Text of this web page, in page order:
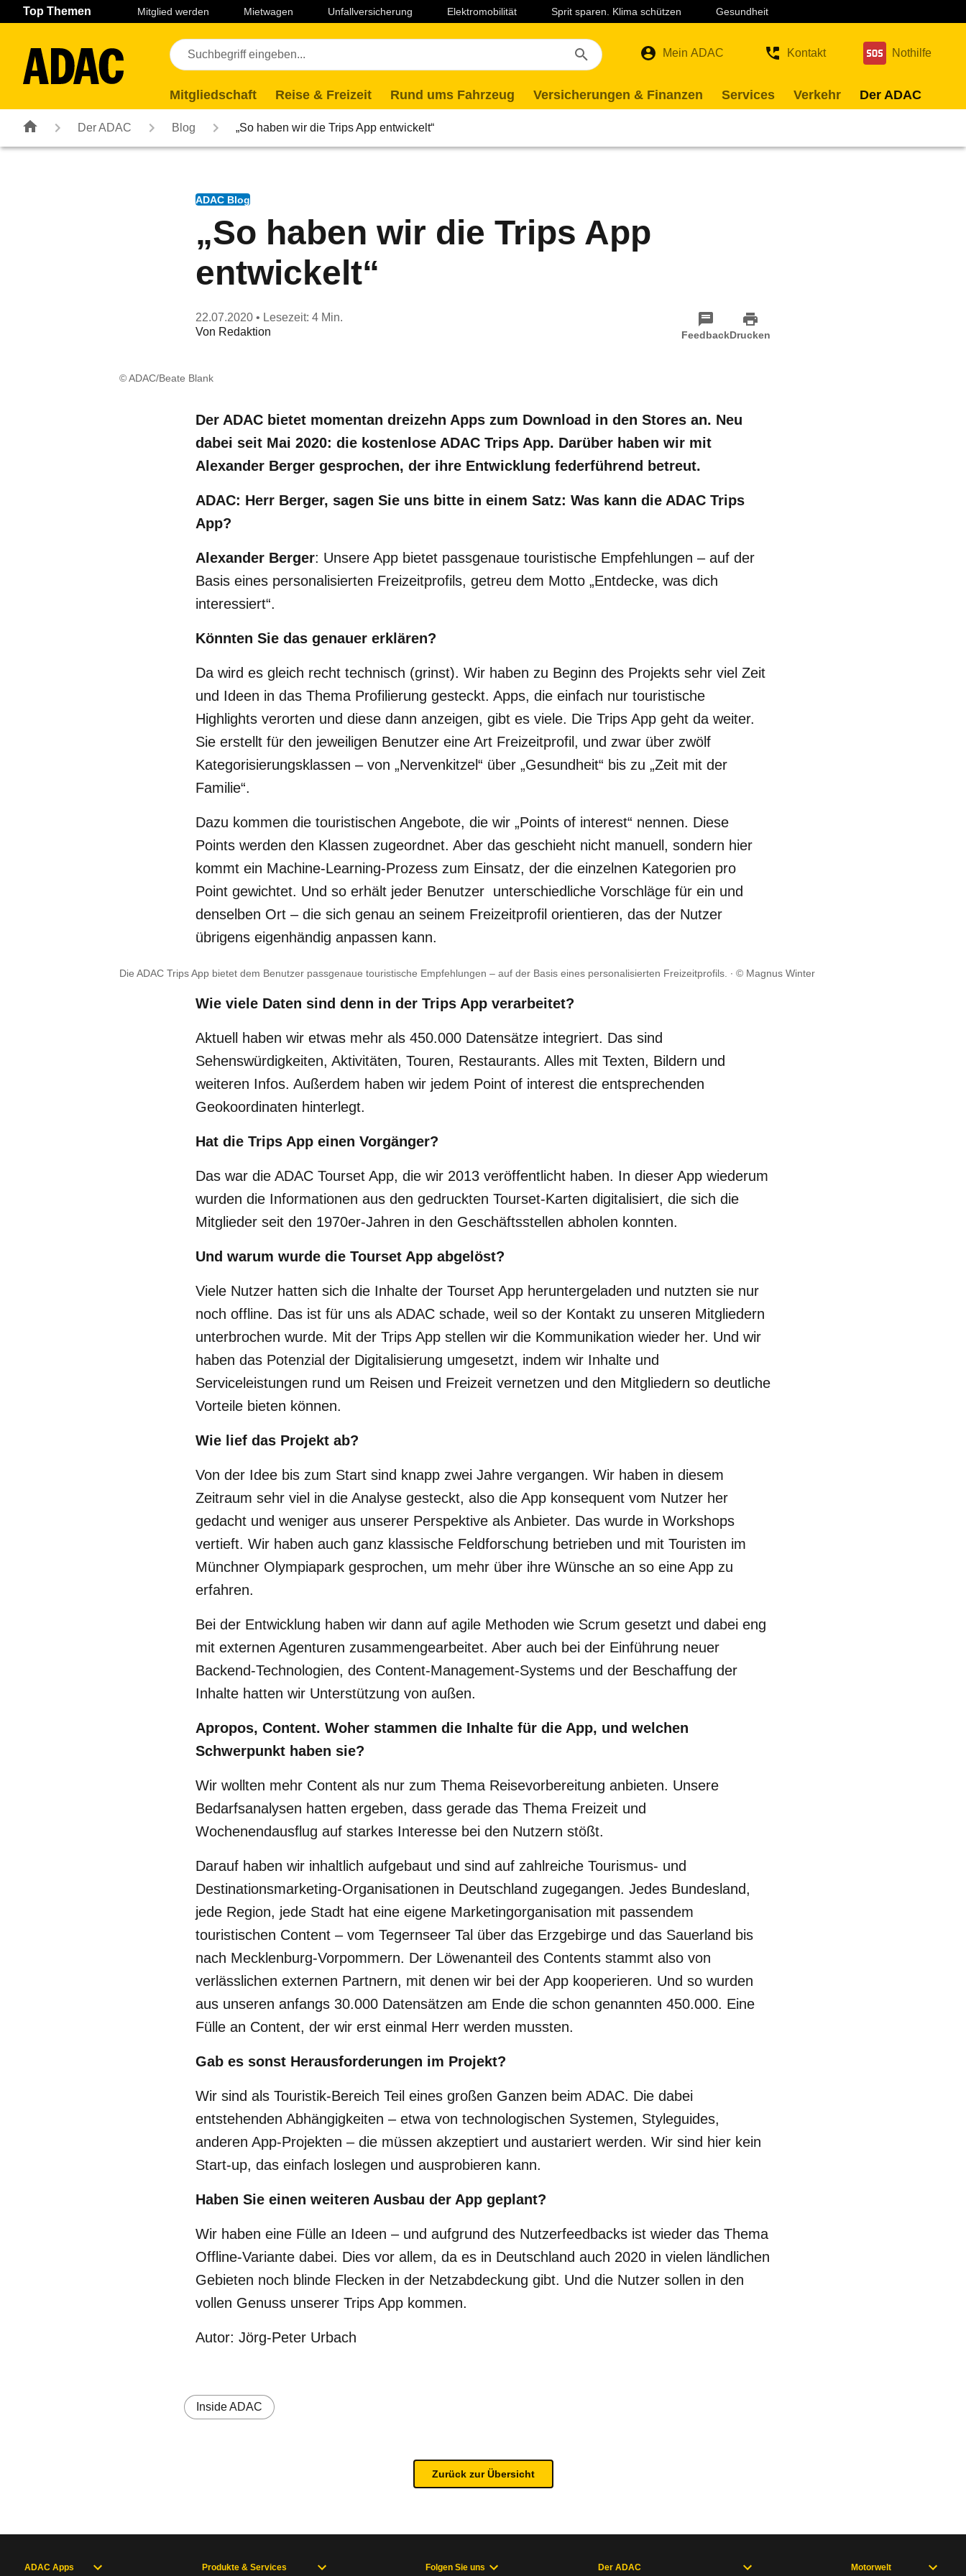
Navigation Seiteninhalt Fußzeile
Top Themen Mitglied werden Mietwagen Unfallversicherung Elektromobilität Sprit sparen. Klima schützen Gesundheit
Mein ADAC Kontakt Nothilfe
Mitgliedschaft Reise & Freizeit Rund ums Fahrzeug Versicherungen & Finanzen Services Verkehr Der ADAC
Der ADAC Blog „So haben wir die Trips App entwickelt“
ADAC Blog
„So haben wir die Trips App
entwickelt“
22.07.2020 • Lesezeit: 4 Min.
Von Redaktion FeedbackDrucken
© ADAC/Beate Blank
Der ADAC bietet momentan dreizehn Apps zum Download in den Stores an. Neu
dabei seit Mai 2020: die kostenlose ADAC Trips App. Darüber haben wir mit
Alexander Berger gesprochen, der ihre Entwicklung federführend betreut.
ADAC: Herr Berger, sagen Sie uns bitte in einem Satz: Was kann die ADAC Trips
App?
Alexander Berger: Unsere App bietet passgenaue touristische Empfehlungen – auf der
Basis eines personalisierten Freizeitprofils, getreu dem Motto „Entdecke, was dich
interessiert“.
Könnten Sie das genauer erklären?
Da wird es gleich recht technisch (grinst). Wir haben zu Beginn des Projekts sehr viel Zeit
und Ideen in das Thema Profilierung gesteckt. Apps, die einfach nur touristische
Highlights verorten und diese dann anzeigen, gibt es viele. Die Trips App geht da weiter.
Sie erstellt für den jeweiligen Benutzer eine Art Freizeitprofil, und zwar über zwölf
Kategorisierungsklassen – von „Nervenkitzel“ über „Gesundheit“ bis zu „Zeit mit der
Familie“.
Dazu kommen die touristischen Angebote, die wir „Points of interest“ nennen. Diese
Points werden den Klassen zugeordnet. Aber das geschieht nicht manuell, sondern hier
kommt ein Machine-Learning-Prozess zum Einsatz, der die einzelnen Kategorien pro
Point gewichtet. Und so erhält jeder Benutzer unterschiedliche Vorschläge für ein und
denselben Ort – die sich genau an seinem Freizeitprofil orientieren, das der Nutzer
übrigens eigenhändig anpassen kann.
Die ADAC Trips App bietet dem Benutzer passgenaue touristische Empfehlungen – auf der Basis eines personalisierten Freizeitprofils. © Magnus Winter
Wie viele Daten sind denn in der Trips App verarbeitet?
Aktuell haben wir etwas mehr als 450.000 Datensätze integriert. Das sind
Sehenswürdigkeiten, Aktivitäten, Touren, Restaurants. Alles mit Texten, Bildern und
weiteren Infos. Außerdem haben wir jedem Point of interest die entsprechenden
Geokoordinaten hinterlegt.
Hat die Trips App einen Vorgänger?
Das war die ADAC Tourset App, die wir 2013 veröffentlicht haben. In dieser App wiederum
wurden die Informationen aus den gedruckten Tourset-Karten digitalisiert, die sich die
Mitglieder seit den 1970er-Jahren in den Geschäftsstellen abholen konnten.
Und warum wurde die Tourset App abgelöst?
Viele Nutzer hatten sich die Inhalte der Tourset App heruntergeladen und nutzten sie nur
noch offline. Das ist für uns als ADAC schade, weil so der Kontakt zu unseren Mitgliedern
unterbrochen wurde. Mit der Trips App stellen wir die Kommunikation wieder her. Und wir
haben das Potenzial der Digitalisierung umgesetzt, indem wir Inhalte und
Serviceleistungen rund um Reisen und Freizeit vernetzen und den Mitgliedern so deutliche
Vorteile bieten können.
Wie lief das Projekt ab?
Von der Idee bis zum Start sind knapp zwei Jahre vergangen. Wir haben in diesem
Zeitraum sehr viel in die Analyse gesteckt, also die App konsequent vom Nutzer her
gedacht und weniger aus unserer Perspektive als Anbieter. Das wurde in Workshops
vertieft. Wir haben auch ganz klassische Feldforschung betrieben und mit Touristen im
Münchner Olympiapark gesprochen, um mehr über ihre Wünsche an so eine App zu
erfahren.
Bei der Entwicklung haben wir dann auf agile Methoden wie Scrum gesetzt und dabei eng
mit externen Agenturen zusammengearbeitet. Aber auch bei der Einführung neuer
Backend-Technologien, des Content-Management-Systems und der Beschaffung der
Inhalte hatten wir Unterstützung von außen.
Apropos, Content. Woher stammen die Inhalte für die App, und welchen
Schwerpunkt haben sie?
Wir wollten mehr Content als nur zum Thema Reisevorbereitung anbieten. Unsere
Bedarfsanalysen hatten ergeben, dass gerade das Thema Freizeit und
Wochenendausflug auf starkes Interesse bei den Nutzern stößt.
Darauf haben wir inhaltlich aufgebaut und sind auf zahlreiche Tourismus- und
Destinationsmarketing-Organisationen in Deutschland zugegangen. Jedes Bundesland,
jede Region, jede Stadt hat eine eigene Marketingorganisation mit passendem
touristischen Content – vom Tegernseer Tal über das Erzgebirge und das Sauerland bis
nach Mecklenburg-Vorpommern. Der Löwenanteil des Contents stammt also von
verlässlichen externen Partnern, mit denen wir bei der App kooperieren. Und so wurden
aus unseren anfangs 30.000 Datensätzen am Ende die schon genannten 450.000. Eine
Fülle an Content, der wir erst einmal Herr werden mussten.
Gab es sonst Herausforderungen im Projekt?
Wir sind als Touristik-Bereich Teil eines großen Ganzen beim ADAC. Die dabei
entstehenden Abhängigkeiten – etwa von technologischen Systemen, Styleguides,
anderen App-Projekten – die müssen akzeptiert und austariert werden. Wir sind hier kein
Start-up, das einfach loslegen und ausprobieren kann.
Haben Sie einen weiteren Ausbau der App geplant?
Wir haben eine Fülle an Ideen – und aufgrund des Nutzerfeedbacks ist wieder das Thema
Offline-Variante dabei. Dies vor allem, da es in Deutschland auch 2020 in vielen ländlichen
Gebieten noch blinde Flecken in der Netzabdeckung gibt. Und die Nutzer sollen in den
vollen Genuss unserer Trips App kommen.
Autor: Jörg-Peter Urbach
Inside ADAC
Zurück zur Übersicht
ADAC Apps Produkte & Services Folgen Sie uns Der ADAC Motorwelt